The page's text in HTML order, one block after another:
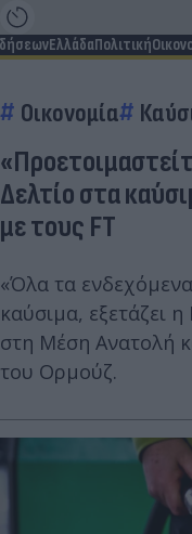
ΕλλάδαΠολιτική
Οικονομία
Δελτίο στα
με τους FT
«Όλα τα
καύσιμα, εξετάζει
στη Μέση Ανατολή
του Ορμούζ.